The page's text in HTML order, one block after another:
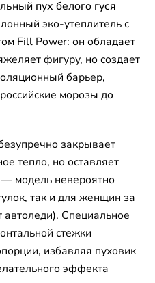
пух белого гуся
эко-утеплитель с
Fill Power: он обладает
фигуру, но создает
барьер,
морозы до
закрывает
тепло, но оставляет
модель невероятно
так и для женщин за
Специальное
стежки
избавляя пуховик
эффекта